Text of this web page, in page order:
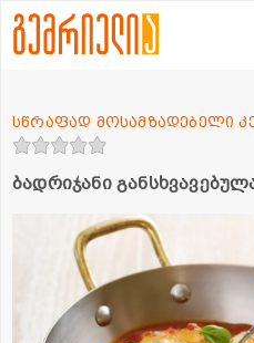
ბადრიჯანი
სწრაფად მოსამზადებელი